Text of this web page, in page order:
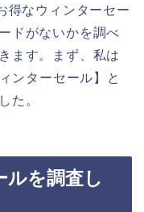
得なウィンターセー
ドがないかを調べ
ます。まず、私は
ンターセール】と
た。
ルを調査し